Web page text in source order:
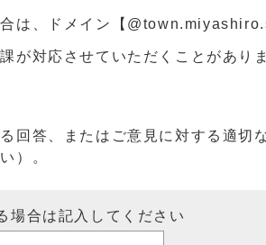
は、ドメイン【
が対応させていただくことがありま
回答、またはご意見に対する適
）。
合は記入してください